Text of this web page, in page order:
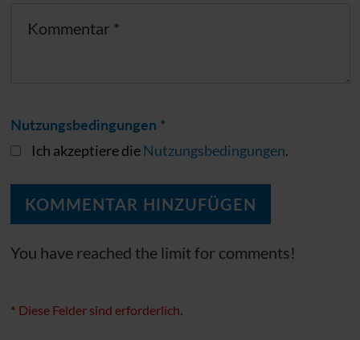
Nutzungsbedingungen *
Ich akzeptiere dieNutzungsbedingungen.
You have reached the limit for comments!
* Diese Felder sind erforderlich.